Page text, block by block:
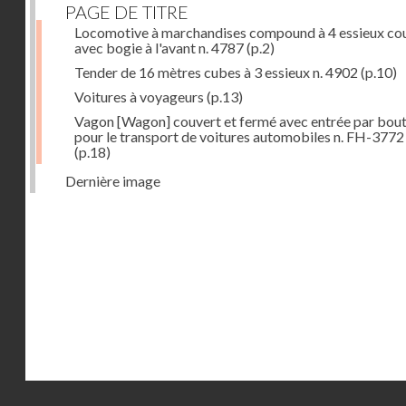
PAGE DE TITRE
Locomotive à marchandises compound à 4 essieux
avec bogie à l'avant n. 4787(p.2)
Tender de 16 mètres cubes à 3 essieux n. 4902 (p.10)
Voitures à voyageurs (p.13)
Vagon [Wagon] couvert et fermé avec entrée par
pour le transport de voitures automobiles n. FH-3772
(p.18)
Dernière image